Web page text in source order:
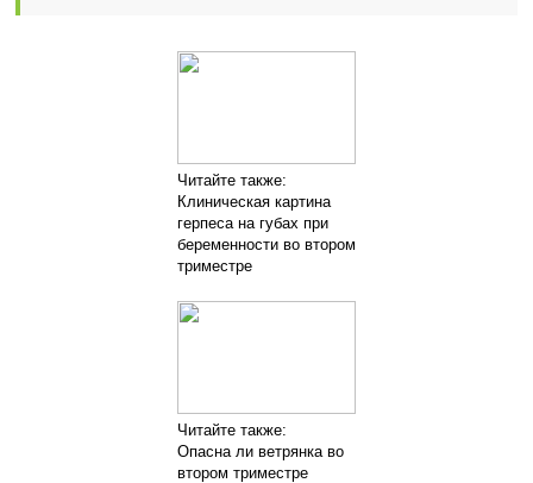
Читайте также:
Клиническая картина
герпеса на губах при
беременности во втором
триместре
Читайте также:
Опасна ли ветрянка во
втором триместре